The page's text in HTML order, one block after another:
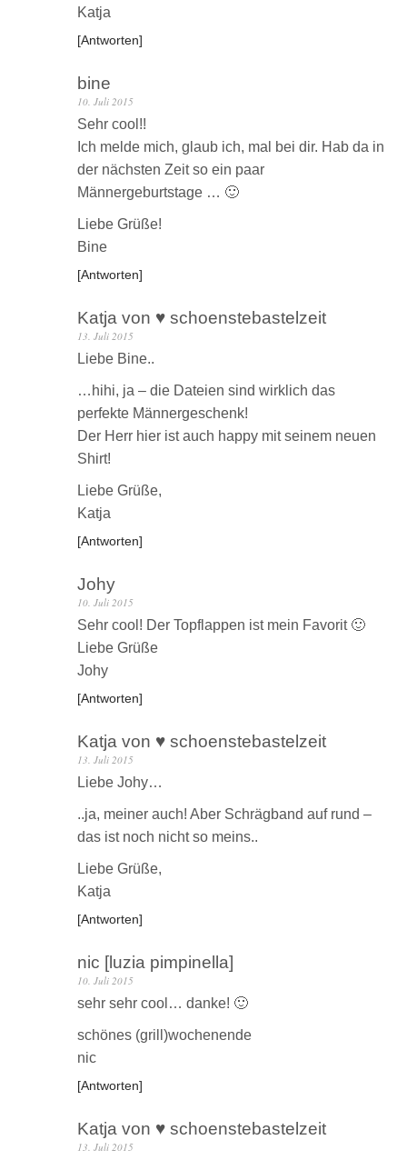
Katja
Antworten
bine
10. Juli 2015
Sehr cool!!
Ich melde mich, glaub ich, mal bei dir. Hab da in
der nächsten Zeit so ein paar
Männergeburtstage … 🙂
Liebe Grüße!
Bine
Antworten
Katja von ♥ schoenstebastelzeit
13. Juli 2015
Liebe Bine..
…hihi, ja – die Dateien sind wirklich das
perfekte Männergeschenk!
Der Herr hier ist auch happy mit seinem neuen
Shirt!
Liebe Grüße,
Katja
Antworten
Johy
10. Juli 2015
Sehr cool! Der Topflappen ist mein Favorit 🙂
Liebe Grüße
Johy
Antworten
Katja von ♥ schoenstebastelzeit
13. Juli 2015
Liebe Johy…
..ja, meiner auch! Aber Schrägband auf rund –
das ist noch nicht so meins..
Liebe Grüße,
Katja
Antworten
nic [luzia pimpinella]
10. Juli 2015
sehr sehr cool… danke! 🙂
schönes (grill)wochenende
nic
Antworten
Katja von ♥ schoenstebastelzeit
13. Juli 2015